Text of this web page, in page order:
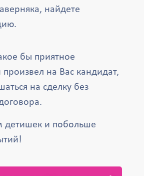
найдете
бы приятное
произвел на Вас кандидат,
на сделку без
детишек и побольше